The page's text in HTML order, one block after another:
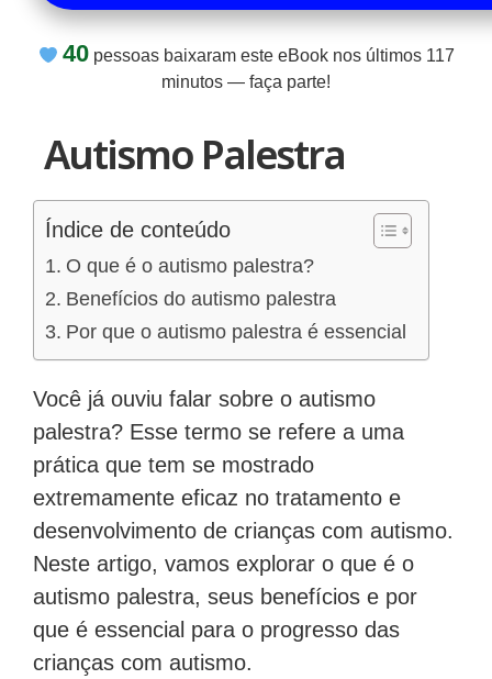
40pessoas baixaram este eBook nos últimos 117
minutos — faça parte!
Autismo Palestra
Índice de conteúdo
O que é o autismo palestra?
Benefícios do autismo palestra
Por que o autismo palestra é essencial
Você já ouviu falar sobre o autismo
palestra? Esse termo se refere a uma
prática que tem se mostrado
extremamente eficaz no tratamento e
desenvolvimento de crianças com autismo.
Neste artigo, vamos explorar o que é o
autismo palestra, seus benefícios e por
que é essencial para o progresso das
crianças com autismo.